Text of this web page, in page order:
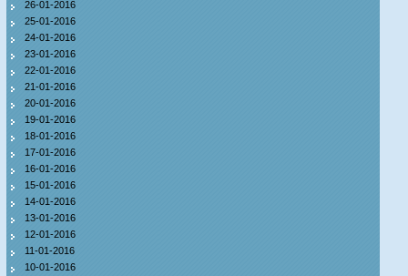
26-01-2016
25-01-2016
24-01-2016
23-01-2016
22-01-2016
21-01-2016
20-01-2016
19-01-2016
18-01-2016
17-01-2016
16-01-2016
15-01-2016
14-01-2016
13-01-2016
12-01-2016
11-01-2016
10-01-2016